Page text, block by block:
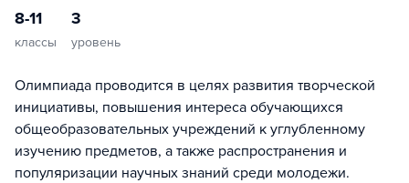
8-11
классы
3
уровень
Олимпиада проводится в целях развития творческой
инициативы, повышения интереса обучающихся
общеобразовательных учреждений к углубленному
изучению предметов, а также распространения и
популяризации научных знаний среди молодежи.